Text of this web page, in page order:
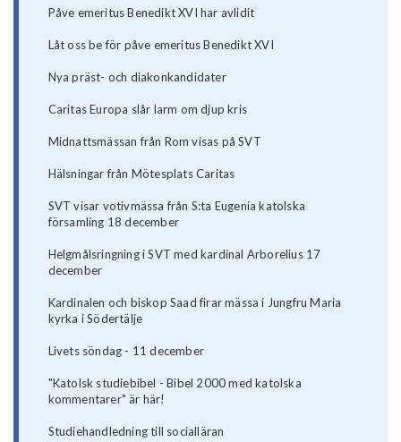
Påve emeritus Benedikt XVI har avlidit
Låt oss be för påve emeritus Benedikt XVI
Nya präst- och diakonkandidater
Caritas Europa slår larm om djup kris
Midnattsmässan från Rom visas på SVT
Hälsningar från Mötesplats Caritas
SVT visar votivmässa från S:ta Eugenia katolska
församling 18 december
Helgmålsringning i SVT med kardinal Arborelius 17
december
Kardinalen och biskop Saad firar mässa i Jungfru Maria
kyrka i Södertälje
Livets söndag - 11 december
"Katolsk studiebibel - Bibel 2000 med katolska
kommentarer" är här!
Studiehandledning till socialläran